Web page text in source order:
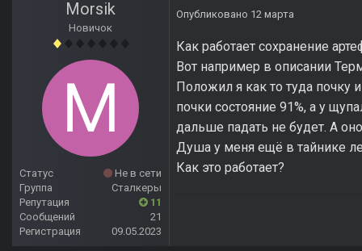
Morsik
Новичок
Статус
Не в сети
Группа
Сталкеры
Репутация
11
Сообщений
21
Регистрация
09.05.2023
Опубликовано 12 марта
Как работает сохранение
Вот например в описании
Положил я как то туда
почки состояние 91%, а у
дальше падать не будет. А
Душа у меня ещё в тайнике
Как это работает?